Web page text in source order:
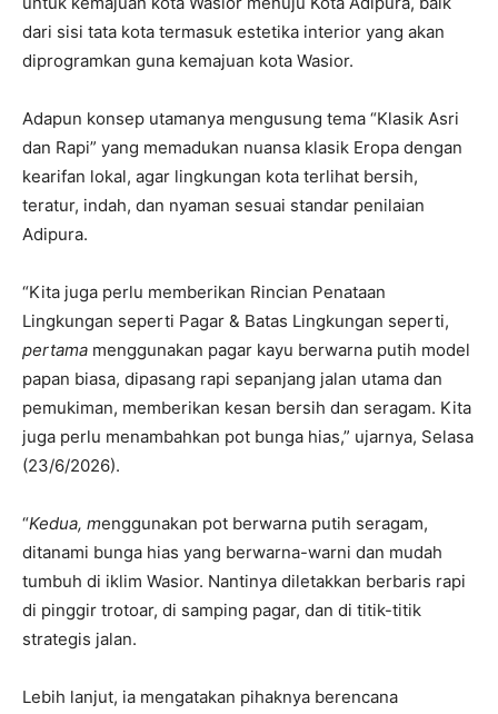
dari sisi tata kota termasuk estetika interior yang akan
diprogramkan guna kemajuan kota Wasior.
Adapun konsep utamanya mengusung tema “Klasik Asri
dan Rapi” yang memadukan nuansa klasik Eropa dengan
kearifan lokal, agar lingkungan kota terlihat bersih,
teratur, indah, dan nyaman sesuai standar penilaian
Adipura.
“Kita juga perlu memberikan Rincian Penataan
Lingkungan seperti Pagar & Batas Lingkungan seperti,
pertama menggunakan pagar kayu berwarna putih model
papan biasa, dipasang rapi sepanjang jalan utama dan
pemukiman, memberikan kesan bersih dan seragam. Kita
juga perlu menambahkan pot bunga hias,” ujarnya, Selasa
(23/6/2026).
“Kedua, menggunakan pot berwarna putih seragam,
ditanami bunga hias yang berwarna-warni dan mudah
tumbuh di iklim Wasior. Nantinya diletakkan berbaris rapi
di pinggir trotoar, di samping pagar, dan di titik-titik
strategis jalan.
Lebih lanjut, ia mengatakan pihaknya berencana